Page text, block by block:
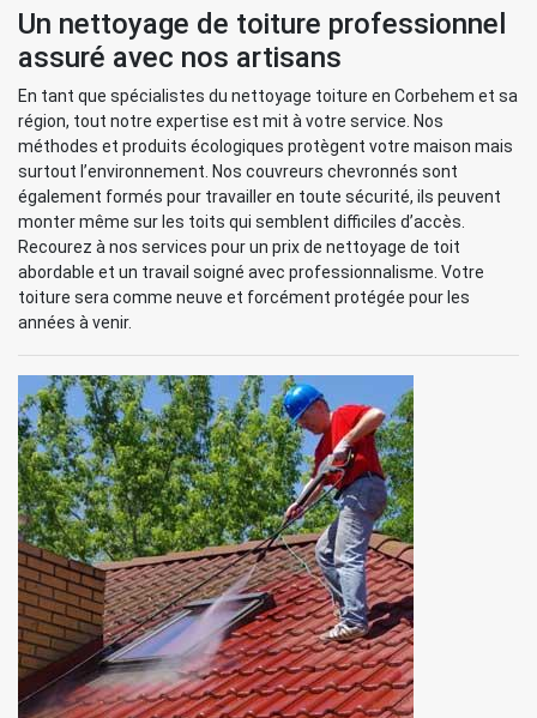
Un nettoyage de toiture professionnel
assuré avec nos artisans
En tant que spécialistes du nettoyage toiture en Corbehem et sa
région, tout notre expertise est mit à votre service. Nos
méthodes et produits écologiques protègent votre maison mais
surtout l’environnement. Nos couvreurs chevronnés sont
également formés pour travailler en toute sécurité, ils peuvent
monter même sur les toits qui semblent difficiles d’accès.
Recourez à nos services pour un prix de nettoyage de toit
abordable et un travail soigné avec professionnalisme. Votre
toiture sera comme neuve et forcément protégée pour les
années à venir.